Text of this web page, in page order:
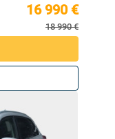
16 990 €
18 990 €